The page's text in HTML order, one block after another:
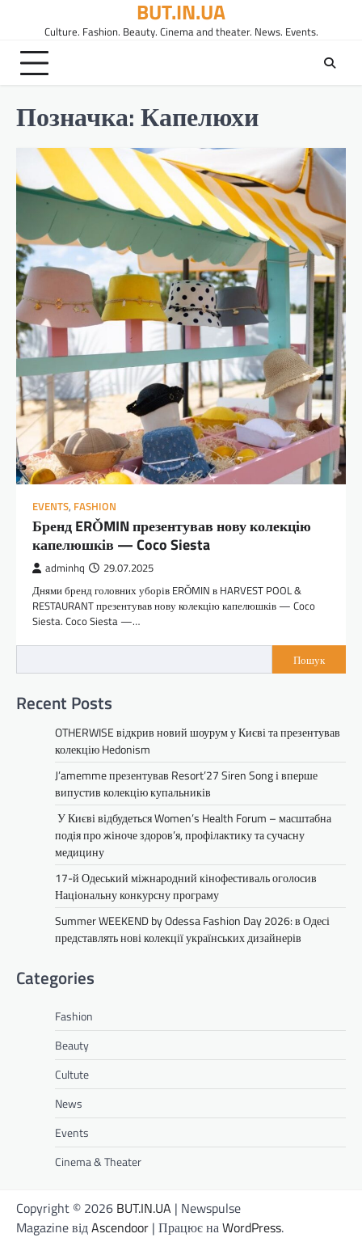
вмісту
BUT.IN.UA
Culture. Fashion. Beauty. Cinema and theater. News. Events.
Позначка:Капелюхи
EVENTS, FASHION
Бренд ERǑMIN презентував нову колекцію
капелюшків — Coco Siesta
adminhq 29.07.2025
Днями бренд головних уборів ERǑMIN в HARVEST POOL &
RESTAURANT презентував нову колекцію капелюшків — Coco
Siesta. Coco Siesta —…
Пошук
Recent Posts
OTHERWISE відкрив новий шоурум у Києві та презентував
колекцію Hedonism
J’amemme презентував Resort’27 Siren Song і вперше
випустив колекцію купальників
У Києві відбудеться Women’s Health Forum – масштабна
подія про жіноче здоров’я, профілактику та сучасну
медицину
17-й Одеський міжнародний кінофестиваль оголосив
Національну конкурсну програму
Summer WEEKEND by Odessa Fashion Day 2026: в Одесі
представлять нові колекції українських дизайнерів
Categories
Fashion
Beauty
Cultute
News
Events
Cinema & Theater
Copyright © 2026 BUT.IN.UA | Newspulse
Magazine відAscendoor | Працює наWordPress.